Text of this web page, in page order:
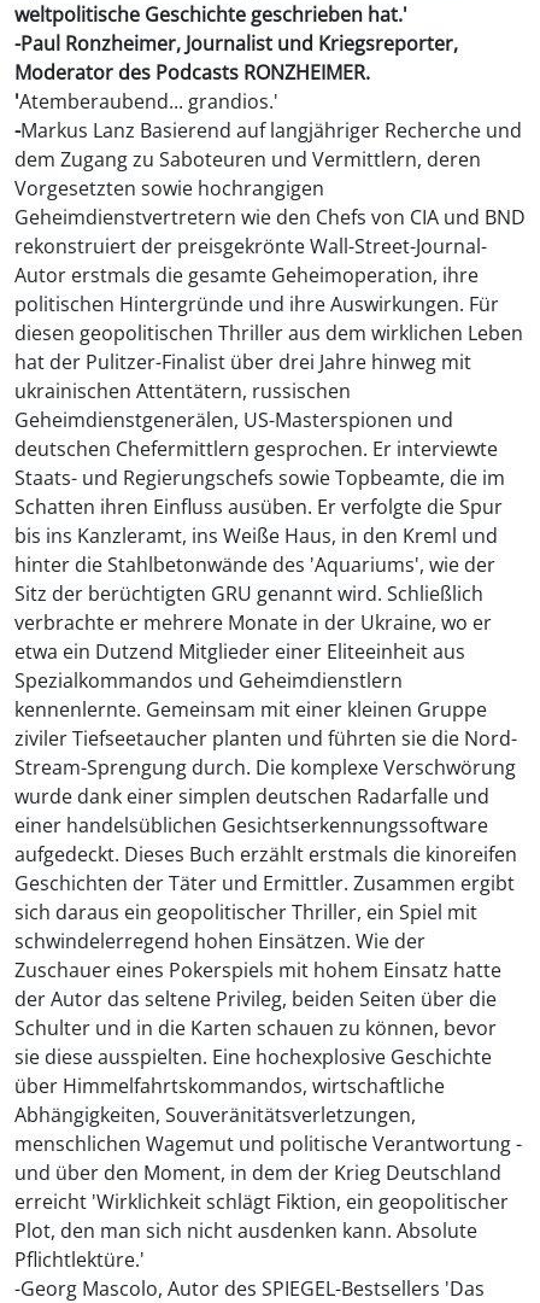
weltpolitische Geschichte geschrieben hat.'
-Paul Ronzheimer, Journalist und Kriegsreporter,
Moderator des Podcasts RONZHEIMER.
'Atemberaubend... grandios.'
-Markus Lanz Basierend auf langjähriger Recherche und
dem Zugang zu Saboteuren und Vermittlern, deren
Vorgesetzten sowie hochrangigen
Geheimdienstvertretern wie den Chefs von CIA und BND
rekonstruiert der preisgekrönte Wall-Street-Journal-
Autor erstmals die gesamte Geheimoperation, ihre
politischen Hintergründe und ihre Auswirkungen. Für
diesen geopolitischen Thriller aus dem wirklichen Leben
hat der Pulitzer-Finalist über drei Jahre hinweg mit
ukrainischen Attentätern, russischen
Geheimdienstgenerälen, US-Masterspionen und
deutschen Chefermittlern gesprochen. Er interviewte
Staats- und Regierungschefs sowie Topbeamte, die im
Schatten ihren Einfluss ausüben. Er verfolgte die Spur
bis ins Kanzleramt, ins Weiße Haus, in den Kreml und
hinter die Stahlbetonwände des 'Aquariums', wie der
Sitz der berüchtigten GRU genannt wird. Schließlich
verbrachte er mehrere Monate in der Ukraine, wo er
etwa ein Dutzend Mitglieder einer Eliteeinheit aus
Spezialkommandos und Geheimdienstlern
kennenlernte. Gemeinsam mit einer kleinen Gruppe
ziviler Tiefseetaucher planten und führten sie die Nord-
Stream-Sprengung durch. Die komplexe Verschwörung
wurde dank einer simplen deutschen Radarfalle und
einer handelsüblichen Gesichtserkennungssoftware
aufgedeckt. Dieses Buch erzählt erstmals die kinoreifen
Geschichten der Täter und Ermittler. Zusammen ergibt
sich daraus ein geopolitischer Thriller, ein Spiel mit
schwindelerregend hohen Einsätzen. Wie der
Zuschauer eines Pokerspiels mit hohem Einsatz hatte
der Autor das seltene Privileg, beiden Seiten über die
Schulter und in die Karten schauen zu können, bevor
sie diese ausspielten. Eine hochexplosive Geschichte
über Himmelfahrtskommandos, wirtschaftliche
Abhängigkeiten, Souveränitätsverletzungen,
menschlichen Wagemut und politische Verantwortung -
und über den Moment, in dem der Krieg Deutschland
erreicht 'Wirklichkeit schlägt Fiktion, ein geopolitischer
Plot, den man sich nicht ausdenken kann. Absolute
Pflichtlektüre.'
-Georg Mascolo, Autor des SPIEGEL-Bestsellers 'Das